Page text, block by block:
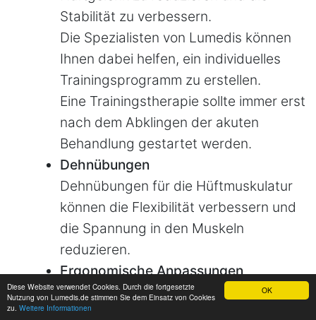
OK
Diese Website verwendet Cookies. Durch die fortgesetzte
Nutzung von Lumedis.de stimmen Sie dem Einsatz von Cookies
zu. Weitere Informationen
Stabilität zu verbessern.
Die Spezialisten von Lumedis können
Ihnen dabei helfen, ein individuelles
Trainingsprogramm zu erstellen.
Eine Trainingstherapie sollte immer erst
nach dem Abklingen der akuten
Behandlung gestartet werden.
Dehnübungen
Dehnübungen für die Hüftmuskulatur
können die Flexibilität verbessern und
die Spannung in den Muskeln
reduzieren.
Ergonomische Anpassungen
Überprüfen Sie Ihre Haltung und
Bewegungsmuster und passen Sie sie